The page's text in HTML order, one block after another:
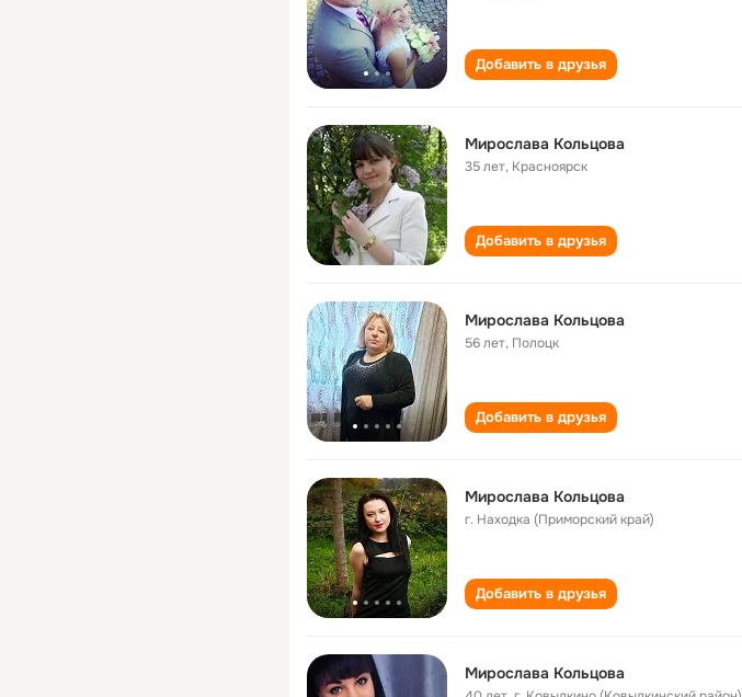
Добавить в друзья
Мирослава Кольцова
35 лет, Красноярск
Добавить в друзья
Мирослава Кольцова
56 лет, Полоцк
Добавить в друзья
Мирослава Кольцова
г. Находка (Приморский край)
Добавить в друзья
Мирослава Кольцова